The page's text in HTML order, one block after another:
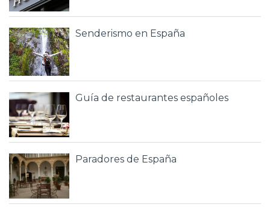
Senderismo en España
Guía de restaurantes españoles
Paradores de España